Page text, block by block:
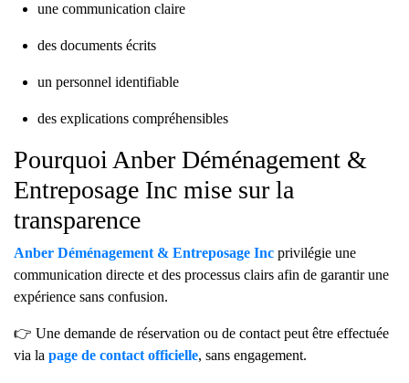
une communication claire
des documents écrits
un personnel identifiable
des explications compréhensibles
Pourquoi Anber Déménagement &
Entreposage Inc mise sur la
transparence
Anber Déménagement & Entreposage Inc privilégie une
communication directe et des processus clairs afin de garantir une
expérience sans confusion.
👉 Une demande de réservation ou de contact peut être effectuée
via la page de contact officielle, sans engagement.